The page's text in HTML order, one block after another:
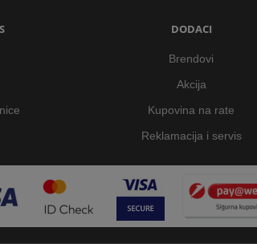
DODACI
Brendovi
Akcija
Kupovina na rate
Reklamacija i servis